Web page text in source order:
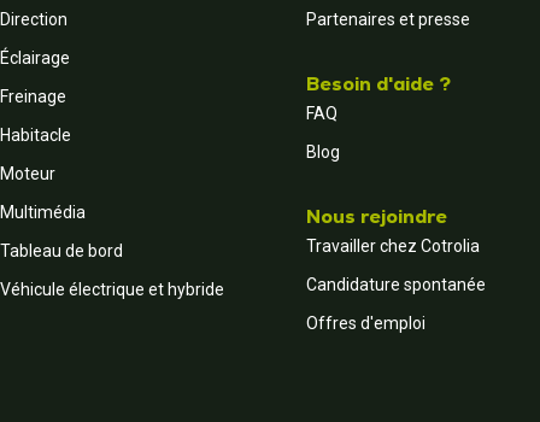
Direction
Éclairage
Freinage
Habitacle
Moteur
Multimédia
Tableau de bord
Véhicule électrique et hybride
Partenaires et presse
Besoin d'aide ?
FAQ
Blog
Nous rejoindre
Travailler chez Cotrolia
Candidature spontanée
Offres d'emploi